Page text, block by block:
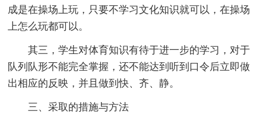
成是在操场上玩，只要不学习文化知识就可以，在操场
上怎么玩都可以。
其三，学生对体育知识有待于进一步的学习，对于
队列队形不能完全掌握，还不能达到听到口令后立即做
出相应的反映，并且做到快、齐、静。
三、采取的措施与方法